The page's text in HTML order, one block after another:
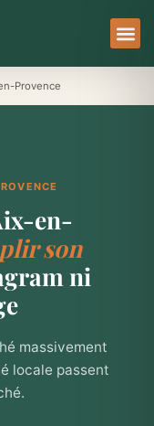
Provence
en-
son
ni
massivement
locale passent